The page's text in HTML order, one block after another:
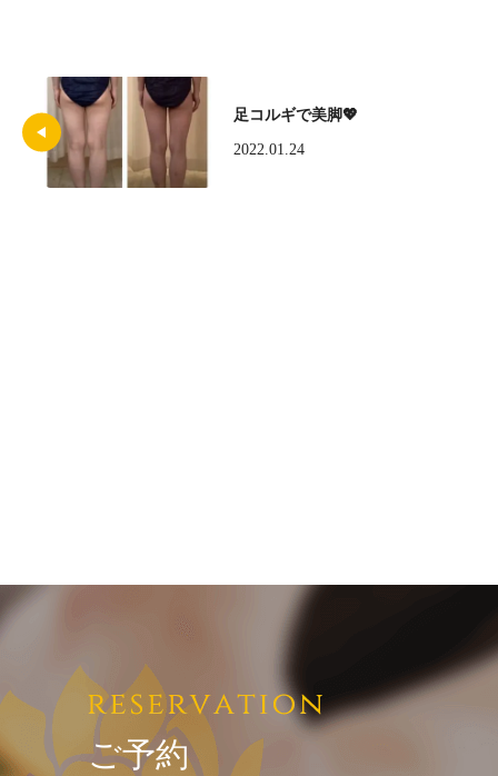
足コルギで美脚💖
2022.01.24
ご予約